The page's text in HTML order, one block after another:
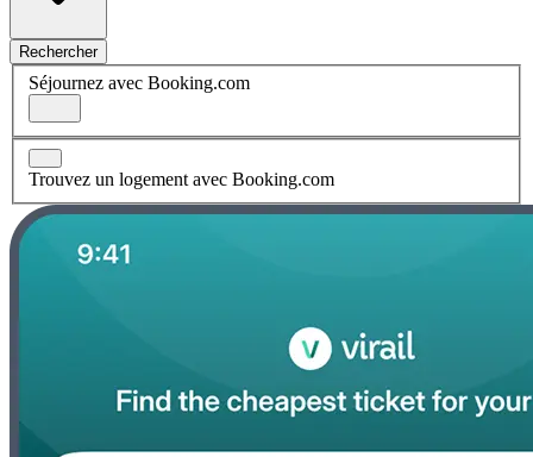
Rechercher
Séjournez avec Booking.com
Trouvez un logement avec Booking.com